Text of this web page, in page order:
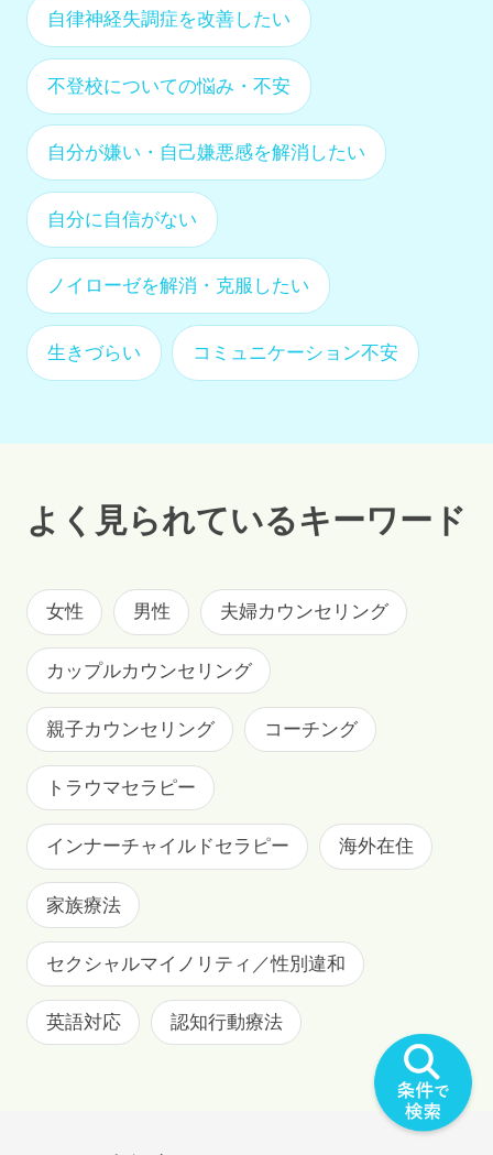
自律神経失調症を改善したい
不登校についての悩み・不安
自分が嫌い・自己嫌悪感を解消したい
自分に自信がない
ノイローゼを解消・克服したい
生きづらい コミュニケーション不安
よく見られているキーワード
女性 男性 夫婦カウンセリング
カップルカウンセリング
親子カウンセリング コーチング
トラウマセラピー
インナーチャイルドセラピー 海外在住
家族療法
セクシャルマイノリティ／性別違和
英語対応 認知行動療法